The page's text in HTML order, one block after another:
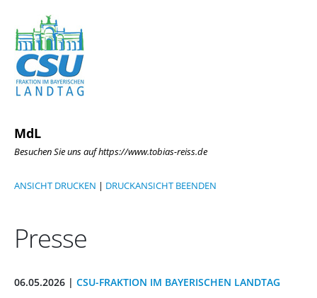
MdL
Besuchen Sie uns auf https://www.tobias-reiss.de
ANSICHT DRUCKEN | DRUCKANSICHT BEENDEN
Presse
06.05.2026 | CSU-FRAKTION IM BAYERISCHEN LANDTAG